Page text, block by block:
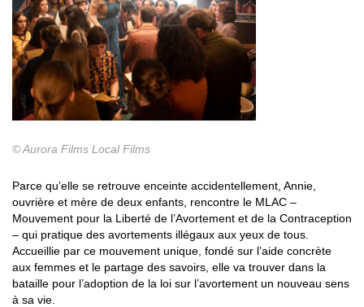
© Aurora Films Local Films
Parce qu’elle se retrouve enceinte accidentellement, Annie,
ouvrière et mère de deux enfants, rencontre le MLAC –
Mouvement pour la Liberté de l’Avortement et de la Contraception
– qui pratique des avortements illégaux aux yeux de tous.
Accueillie par ce mouvement unique, fondé sur l’aide concrète
aux femmes et le partage des savoirs, elle va trouver dans la
bataille pour l’adoption de la loi sur l’avortement un nouveau sens
à sa vie.